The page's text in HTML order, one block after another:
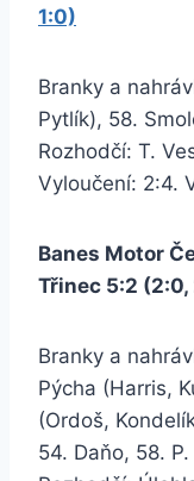
1:0)
Branky a
Pytlík), 58.
Rozhodčí: T.
Vyloučení: 2:4.
Banes Motor
Třinec 5:2 (2:0,
Branky a
Pýcha (Harris,
(Ordoš,
54. Daňo, 58.